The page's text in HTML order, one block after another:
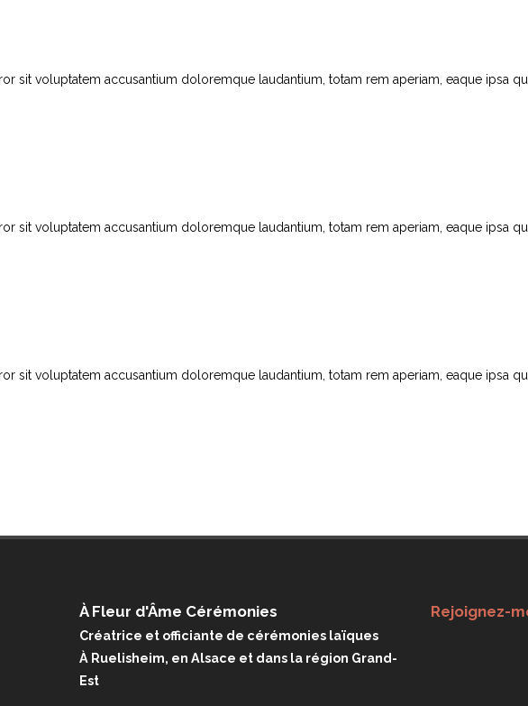
sit voluptatem accusantium doloremque laudantium, totam rem aperiam, eaque ipsa
sit voluptatem accusantium doloremque laudantium, totam rem aperiam, eaque ipsa
sit voluptatem accusantium doloremque laudantium, totam rem aperiam, eaque ipsa
À Fleur d'Âme Cérémonies
Créatrice et officiante de cérémonies laïques
À Ruelisheim, en Alsace et dans la région Grand-
Est
Rejoignez-